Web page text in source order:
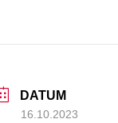
DATUM
16.10.2023